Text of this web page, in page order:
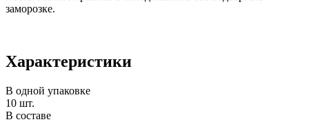
заморозке.
Характеристики
В одной упаковке
10 шт.
В составе